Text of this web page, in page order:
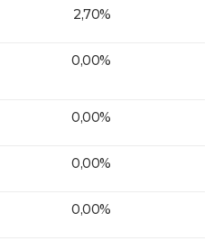
2,70%
0,00%
0,00%
0,00%
0,00%